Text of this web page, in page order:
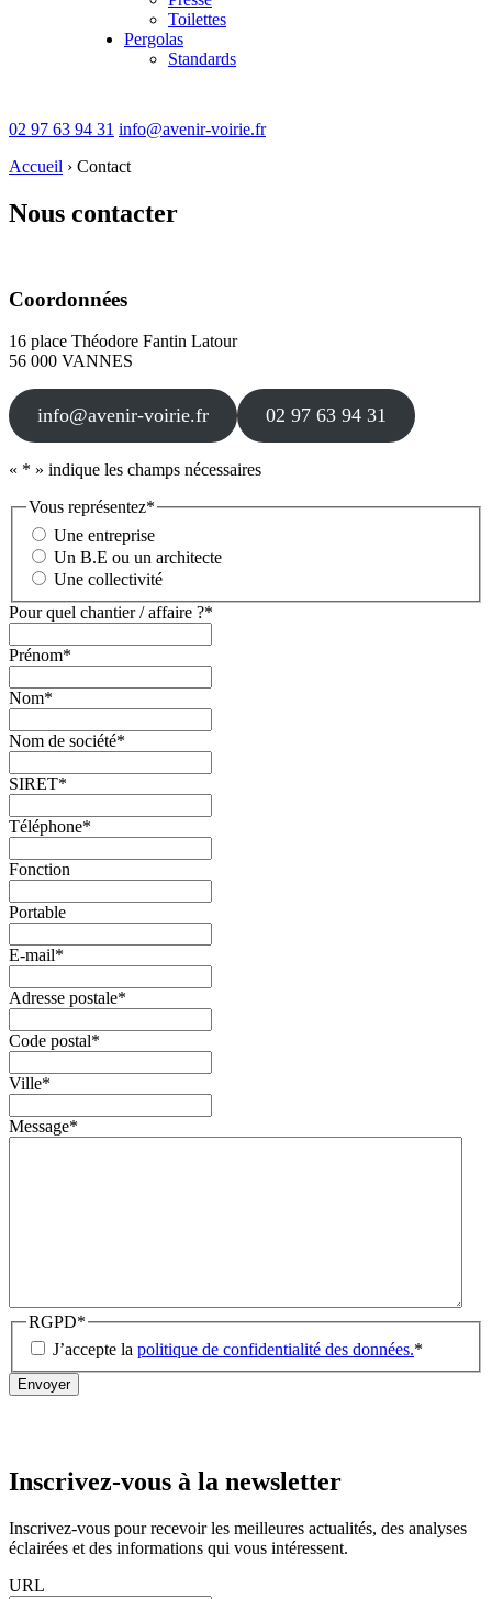
Toilettes
Pergolas
Standards
02 97 63 94 31 info@avenir-voirie.fr
Accueil › Contact
Nous contacter
Coordonnées
16 place Théodore Fantin Latour
56 000 VANNES
info@avenir-voirie.fr 02 97 63 94 31
« * » indique les champs nécessaires
Vous représentez*
Une entreprise
Un B.E ou un architecte
Une collectivité
Pour quel chantier / affaire ?*
Prénom*
Nom*
Nom de société*
SIRET*
Téléphone*
Fonction
Portable
E-mail*
Adresse postale*
Code postal*
Ville*
Message*
RGPD*
J’accepte la politique de confidentialité des données.*
Envoyer
Inscrivez-vous à la newsletter
Inscrivez-vous pour recevoir les meilleures actualités, des analyses
éclairées et des informations qui vous intéressent.
URL